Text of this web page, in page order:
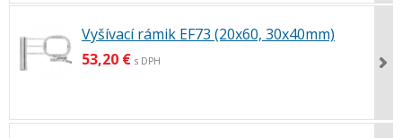
Vyšívací rámik EF73 (20x60, 30x40mm)
53,20 € s DPH